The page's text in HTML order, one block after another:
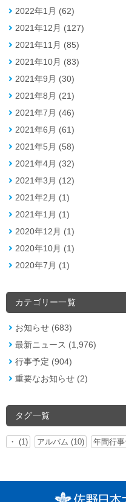
2022年1月 (62)
2021年12月 (127)
2021年11月 (85)
2021年10月 (83)
2021年9月 (30)
2021年8月 (21)
2021年7月 (46)
2021年6月 (61)
2021年5月 (58)
2021年4月 (32)
2021年3月 (12)
2021年2月 (1)
2021年1月 (1)
2020年12月 (1)
2020年10月 (1)
2020年7月 (1)
カテゴリー一覧
お知らせ (683)
最新ニュース (1,976)
行事予定 (904)
重要なお知らせ (2)
タグ一覧
・ (1) アルバム (10) 年間行